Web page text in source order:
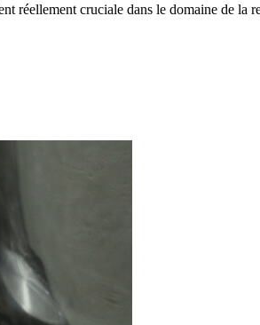
réellement cruciale dans le domaine de la